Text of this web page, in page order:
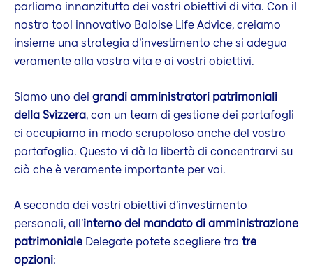
parliamo innanzitutto dei vostri obiettivi di vita. Con il
nostro tool innovativo Baloise Life Advice, creiamo
insieme una strategia d’investimento che si adegua
veramente alla vostra vita e ai vostri obiettivi.
Siamo uno dei grandi amministratori patrimoniali
della Svizzera, con un team di gestione dei portafogli
ci occupiamo in modo scrupoloso anche del vostro
portafoglio. Questo vi dà la libertà di concentrarvi su
ciò che è veramente importante per voi.
A seconda dei vostri obiettivi d’investimento
personali, all’interno del mandato di amministrazione
patrimoniale Delegate potete scegliere tra tre
opzioni: